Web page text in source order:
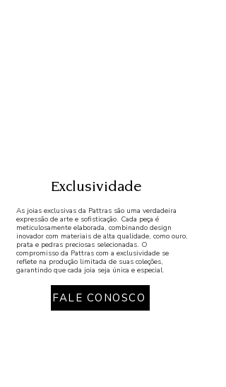
Exclusividade
As joias exclusivas da Pattras são uma verdadeira
expressão de arte e sofisticação. Cada peça é
meticulosamente elaborada, combinando design
inovador com materiais de alta qualidade, como ouro,
prata e pedras preciosas selecionadas. O
compromisso da Pattras com a exclusividade se
reflete na produção limitada de suas coleções,
garantindo que cada joia seja única e especial.
FALE CONOSCO